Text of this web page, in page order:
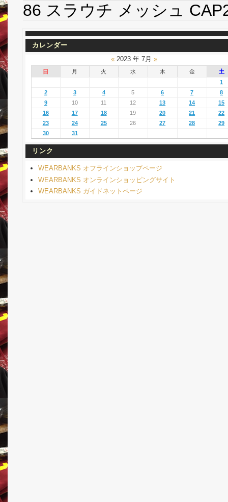
86 スラウチ メッシュ
カレンダー
«2023 年 7月 »
日 月 火 水 木 金
土
1
2
3 4 5 6 7
8
9
10 11 12 13 14
15
16
17 18 19 20 21
22
23
24 25 26 27 28
29
30
31
リンク
WEARBANKS オフラインショップページ
WEARBANKS オンラインショッピングサイト
WEARBANKS ガイドネットページ